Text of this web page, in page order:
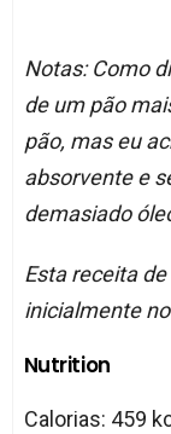
Notas: Como
de um pão
pão, mas eu
absorvente e
demasiado
Esta receita
inicialmente no
Nutrition
Calorias: 459